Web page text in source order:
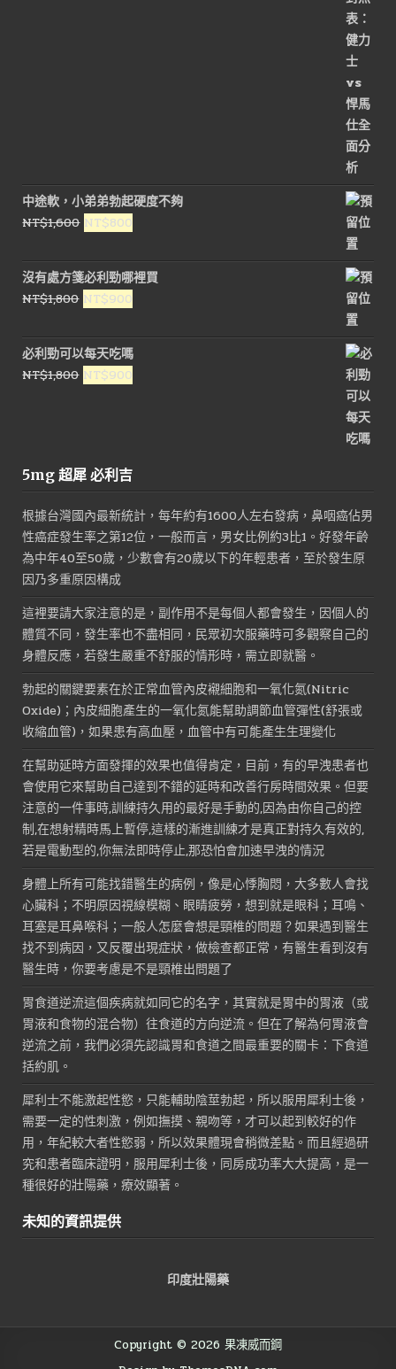
中途軟，小弟弟勃起硬度不夠
NT$1,600 原
價
格：
NT$1,600。
NT$800
價
格：
NT$800。
沒有處方箋必利勁哪裡買
NT$1,800 原
價
格：
NT$1,800。
NT$900
價
格：
NT$900。
必利勁可以每天吃嗎
NT$1,800 原
NT$900
5mg 超犀 必利吉
根據台灣國內最新統計，每年約有1600人左右發病，鼻咽癌佔男
性癌症發生率之第12位，一般而言，男女比例約3比1。好發年齡
為中年40至50歲，少數會有20歲以下的年輕患者，至於發生原
因乃多重原因構成
這裡要請大家注意的是，副作用不是每個人都會發生，因個人的
體質不同，發生率也不盡相同，民眾初次服藥時可多觀察自己的
身體反應，若發生嚴重不舒服的情形時，需立即就醫。
勃起的關鍵要素在於正常血管內皮襯細胞和一氧化氮(Nitric
Oxide)；內皮細胞產生的一氧化氮能幫助調節血管彈性(舒張或
收縮血管)，如果患有高血壓，血管中有可能產生生理變化
在幫助延時方面發揮的效果也值得肯定，目前，有的早洩患者也
會使用它來幫助自己達到不錯的延時和改善行房時間效果。但要
注意的一件事時,訓練持久用的最好是手動的,因為由你自己的控
制,在想射精時馬上暫停,這樣的漸進訓練才是真正對持久有效的,
若是電動型的,你無法即時停止,那恐怕會加速早洩的情況
身體上所有可能找錯醫生的病例，像是心悸胸悶，大多數人會找
心臟科；不明原因視線模糊、眼睛疲勞，想到就是眼科；耳鳴、
耳塞是耳鼻喉科；一般人怎麼會想是頸椎的問題？如果遇到醫生
找不到病因，又反覆出現症狀，做檢查都正常，有醫生看到沒有
醫生時，你要考慮是不是頸椎出問題了
胃食道逆流這個疾病就如同它的名字，其實就是胃中的胃液（或
胃液和食物的混合物）往食道的方向逆流。但在了解為何胃液會
逆流之前，我們必須先認識胃和食道之間最重要的關卡：下食道
括約肌。
犀利士不能激起性慾，只能輔助陰莖勃起，所以服用犀利士後，
需要一定的性刺激，例如撫摸、親吻等，才可以起到較好的作
用，年紀較大者性慾弱，所以效果體現會稍微差點。而且經過研
究和患者臨床證明，服用犀利士後，同房成功率大大提高，是一
種很好的壯陽藥，療效顯著。
未知的資訊提供
印度壯陽藥
Copyright © 2026 果凍威而鋼